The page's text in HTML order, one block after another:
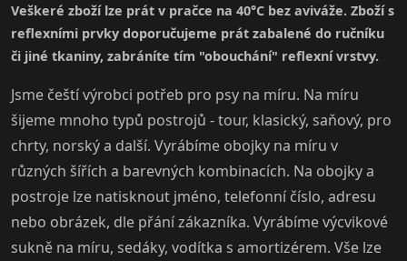
Veškeré zboží lze prát v pračce na 40°C bez aviváže. Zboží s
reflexními prvky doporučujeme prát zabalené do ručníku
či jiné tkaniny, zabráníte tím "obouchání" reflexní vrstvy.
Jsme čeští výrobci potřeb pro psy na míru. Na míru
šijeme mnoho typů postrojů - tour, klasický, saňový, pro
chrty, norský a další. Vyrábíme obojky na míru v
různých šířích a barevných kombinacích. Na obojky a
postroje lze natisknout jméno, telefonní číslo, adresu
nebo obrázek, dle přání zákazníka. Vyrábíme výcvikové
sukně na míru, sedáky, vodítka s amortizérem. Vše lze